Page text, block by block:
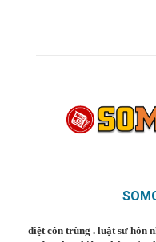
diệt côn trùng . luật sư hôn